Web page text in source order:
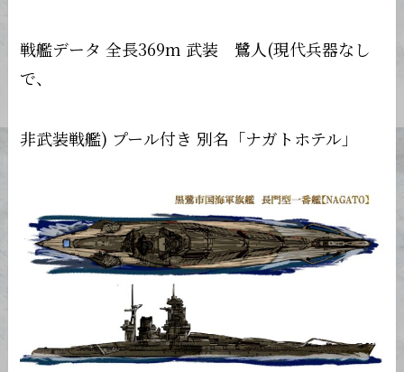
戦艦データ 全長369m 武装 鷺人(現代兵器なし
で、
非武装戦艦) プール付き 別名「ナガトホテル」